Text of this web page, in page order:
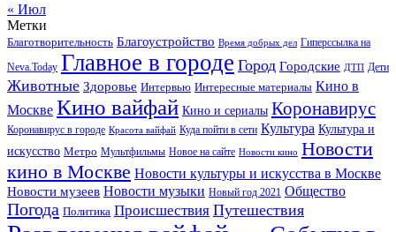
« Июл
Метки
Благотворительность Благоустройство Время добрых дел Гиперссылка на
Neva.Today Главное в городе Город Городские ДТП Дети
Животные Здоровье Интервью Интересные материалы Кино в
Москве Кино вайфай Кино и сериалы Коронавирус
Коронавирус в городе Красота вайфай Куда пойти в сети Культура Культура и
искусство Метро Мультфильмы Новое на сайте Новости кино Новости
кино в Москве Новости культуры и искусства в Москве
Новости музеев Новости музыки Новый год 2021 Общество
Погода Политика Происшествия Путешествия